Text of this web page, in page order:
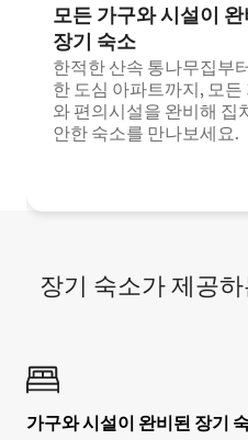
모든 가구와 시설이 완
장기 숙소
한적한 산속 통나무집부
한 도심 아파트까지, 모든
와 편의시설을 완비해 집
안한 숙소를 만나보세요.
장기 숙소가 제공
가구와 시설이 완비된 장기